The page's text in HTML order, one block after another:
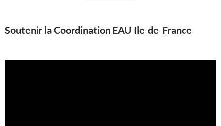
Soutenir la Coordination EAU Ile-de-France